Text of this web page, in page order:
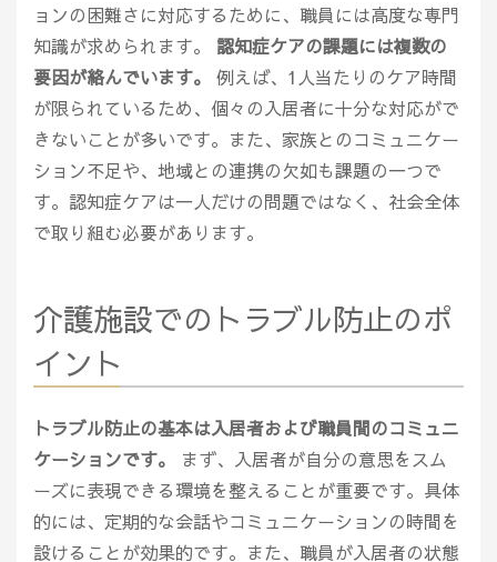
ョンの困難さに対応するために、職員には高度な専門
知識が求められます。 認知症ケアの課題には複数の
要因が絡んでいます。
例えば、1人当たりのケア時間
が限られているため、個々の入居者に十分な対応がで
きないことが多いです。また、家族とのコミュニケー
ション不足や、地域との連携の欠如も課題の一つで
す。認知症ケアは一人だけの問題ではなく、社会全体
で取り組む必要があります。
介護施設でのトラブル防止のポ
イント
トラブル防止の基本は入居者および職員間のコミュニ
ケーションです。
まず、入居者が自分の意思をスム
ーズに表現できる環境を整えることが重要です。具体
的には、定期的な会話やコミュニケーションの時間を
設けることが効果的です。また、職員が入居者の状態